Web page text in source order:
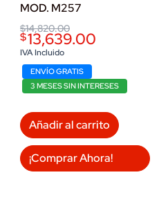
MOD. M257
$14,820.00
Original
price
was:
$14,820.00.
$13,639.00
Current
price
is:
$13,639.00.
IVA Incluido
ENVÍO GRATIS
3 MESES SIN INTERESES
Añadir al carrito
¡Comprar Ahora!